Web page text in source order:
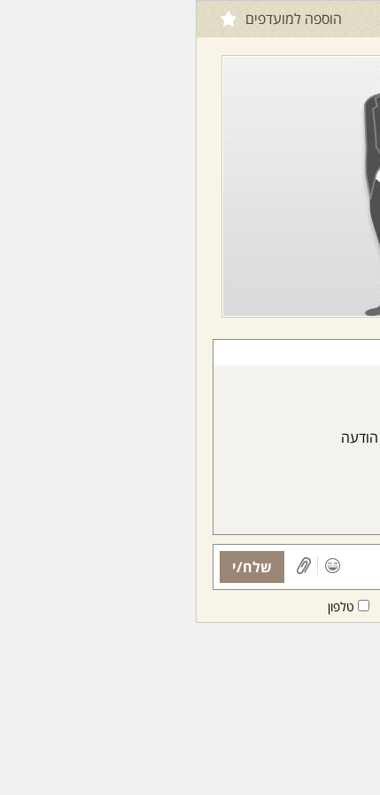
הוספה למועדפים
הודעה
שלח/י
טלפון